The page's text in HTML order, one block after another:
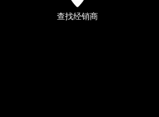
查找经销商